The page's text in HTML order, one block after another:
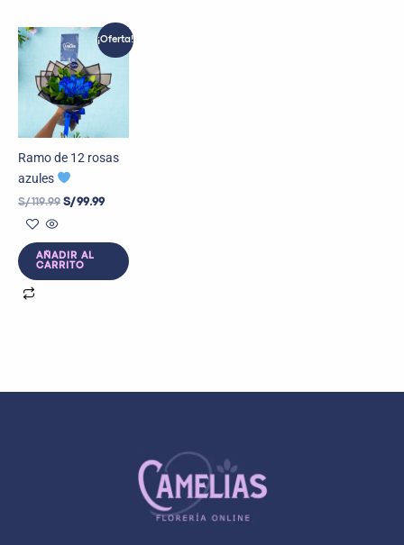
¡Oferta!
Ramo de 12 rosas
azules
S/119.99
El
precio
original
era:
S/ 119.99.
S/99.99
precio
es:
S/ 99.99.
AÑADIR AL
CARRITO